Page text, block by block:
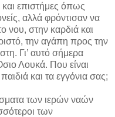
επιστήμες όπως
αλλά φρόντισαν να
νου, στην καρδιά και
την αγάπη προς την
Γι’ αυτό σήμερα
Λουκά. Που είναι
και τα εγγόνια σας;
των ιερών ναών
των